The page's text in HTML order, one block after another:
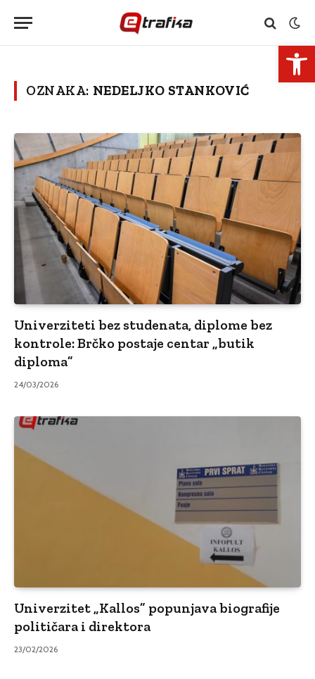
OZNAKA: NEDELJKO STANKOVIĆ
Univerziteti bez studenata, diplome bez
kontrole: Brčko postaje centar „butik
diploma”
24/03/2026
Univerzitet „Kallos” popunjava biografije
političara i direktora
23/02/2026